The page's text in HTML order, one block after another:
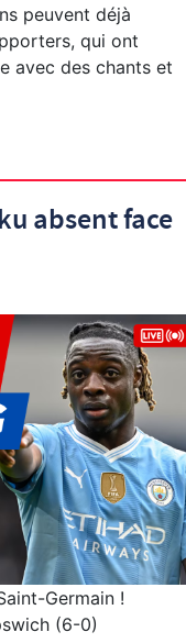
peuvent déjà
qui ont
avec des chants et
absent face
Germain !
(6-0)